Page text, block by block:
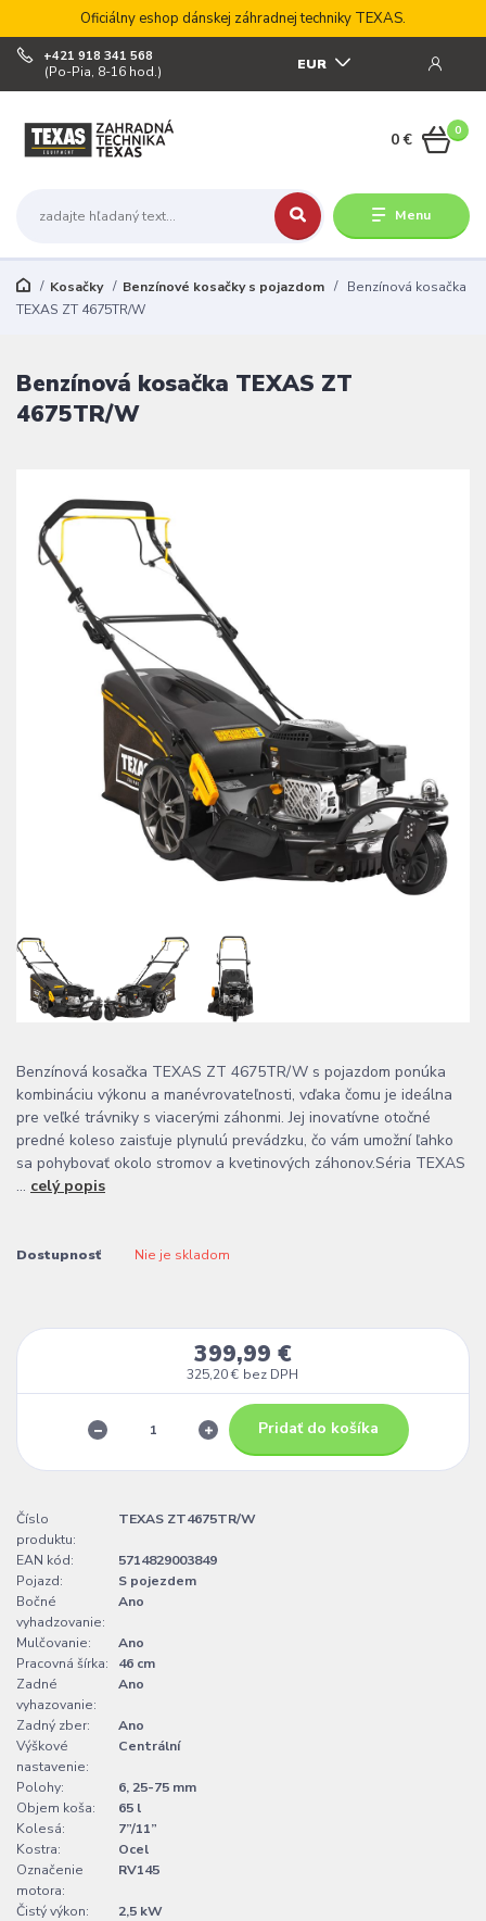
Oficiálny eshop dánskej záhradnej techniky TEXAS.
Menu
EUR
+421 918 341 568
(Po-Pia, 8-16 hod.)
0
0 €
Kosačky Benzínové kosačky s pojazdom
Benzínová kosačka
TEXAS ZT 4675TR/W
Benzínová kosačka TEXAS ZT
4675TR/W
Benzínová kosačka TEXAS ZT 4675TR/W s pojazdom ponúka
kombináciu výkonu a manévrovateľnosti, vďaka čomu je ideálna
pre veľké trávniky s viacerými záhonmi. Jej inovatívne otočné
predné koleso zaisťuje plynulú prevádzku, čo vám umožní ľahko
sa pohybovať okolo stromov a kvetinových záhonov.Séria TEXAS
... celý popis
Dostupnosť Nie je skladom
399,99 €
325,20 € bez DPH
Pridať do košíka
Číslo
produktu:
TEXAS ZT4675TR/W
EAN kód:
5714829003849
Pojazd:
S pojezdem
Bočné
vyhadzovanie:
Ano
Mulčovanie:
Ano
Pracovná šírka:
46 cm
Zadné
vyhazovanie:
Ano
Zadný zber:
Ano
Výškové
nastavenie:
Centrální
Polohy:
6, 25-75 mm
Objem koša:
65 l
Kolesá:
7”/11”
Kostra:
Ocel
Označenie
motora:
RV145
Čistý výkon:
2,5 kW